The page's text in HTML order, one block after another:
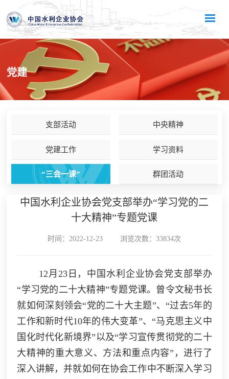
党建
支部活动 中央精神
党建工作 学习资料
“三会一课” 群团活动
中国水利企业协会党支部举办“学习党的二
十大精神”专题党课
时间：2022-12-23 浏览次数：33834次
12月23日，中国水利企业协会党支部举办
“学习党的二十大精神”专题党课。曾令文秘书长
就如何深刻领会“党的二十大主题”、“过去5年的
工作和新时代10年的伟大变革”、“马克思主义中
国化时代化新境界”以及“学习宣传贯彻党的二十
大精神的重大意义、方法和重点内容”，进行了
深入讲解，并就如何在协会工作中不断深入学习